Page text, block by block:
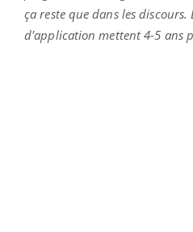
ça reste que dans les discours.
d'application mettent 4-5 ans